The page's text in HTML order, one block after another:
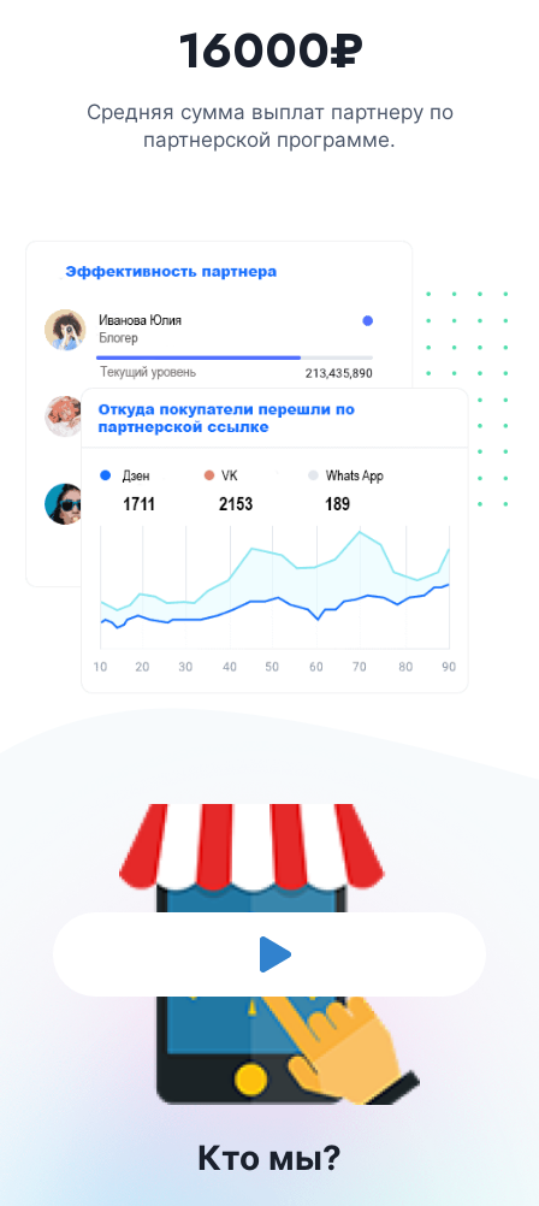
16000​₽
Средняя сумма выплат партнеру по
партнерской программе.
Кто мы?​